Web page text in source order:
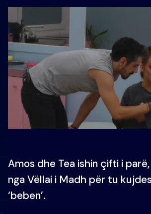
Amos dhe Tea ishin çifti i
nga Vëllai i Madh për tu
‘beben’.